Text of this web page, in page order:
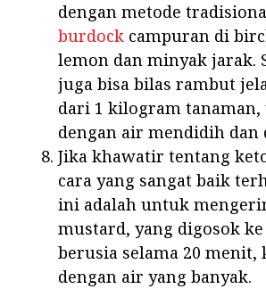
dengan metode
burdock campuran di
lemon dan minyak jarak.
juga bisa bilas rambut
dari 1 kilogram tanaman,
dengan air mendidih dan
Jika khawatir tentang
cara yang sangat baik
ini adalah untuk
mustard, yang digosok
berusia selama 20 menit,
dengan air yang banyak.